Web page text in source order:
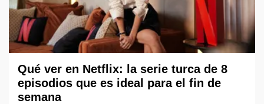
Qué ver en Netflix: la serie turca de 8
episodios que es ideal para el fin de
semana